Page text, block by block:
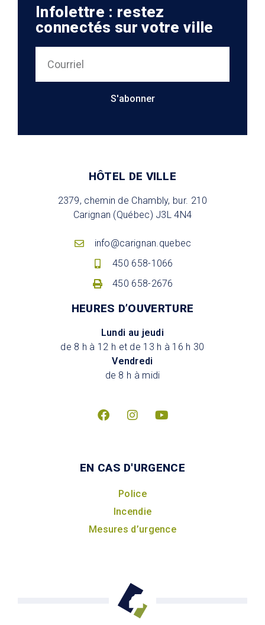
Infolettre : restez
connectés sur votre ville
S'abonner
HÔTEL DE VILLE
2379, chemin de Chambly, bur. 210
Carignan (Québec) J3L 4N4
info@carignan.quebec
450 658-1066
450 658-2676
HEURES D’OUVERTURE
Lundi au jeudi
de 8 h à 12 h et de 13 h à 16 h 30
Vendredi
de 8 h à midi
EN CAS D'URGENCE
Police
Incendie
Mesures d’urgence